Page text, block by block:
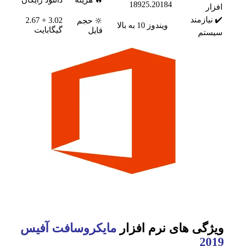
افزار 18925.20184
✔️ نیازمند
سیستم
ویندوز 10 به بالا
🔆 حجم
فایل
3.02 + 2.67
گیگابایت
ویژگی های نرم افزار مایکروسافت آفیس
2019